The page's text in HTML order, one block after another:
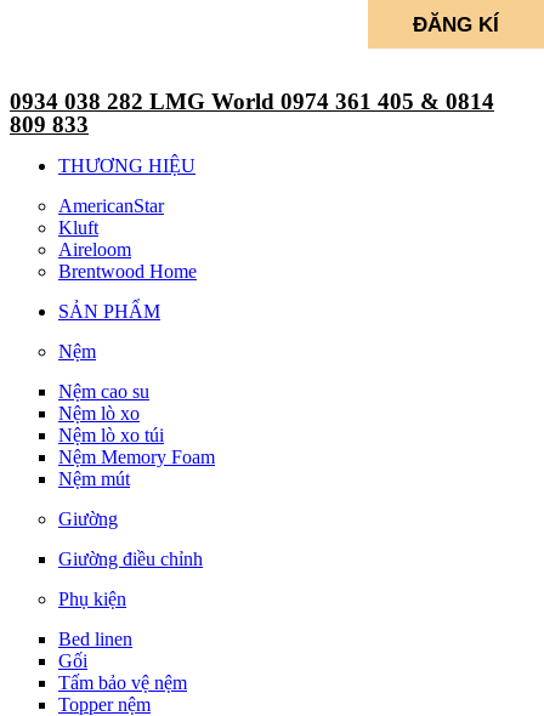
0934 038 282 LMG World 0974 361 405 & 0814
809 833
THƯƠNG HIỆU
AmericanStar
Kluft
Aireloom
Brentwood Home
SẢN PHẨM
Nệm
Nệm cao su
Nệm lò xo
Nệm lò xo túi
Nệm Memory Foam
Nệm mút
Giường
Giường điều chỉnh
Phụ kiện
Bed linen
Gối
Tấm bảo vệ nệm
Topper nệm